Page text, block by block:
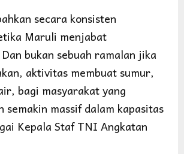
secara konsisten
Maruli menjabat
bukan sebuah ramalan jika
aktivitas membuat sumur,
bagi masyarakat yang
semakin massif dalam kapasitas
Kepala Staf TNI Angkatan